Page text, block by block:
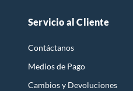
Servicio al Cliente
Contáctanos
Medios de Pago
Cambios y Devoluciones